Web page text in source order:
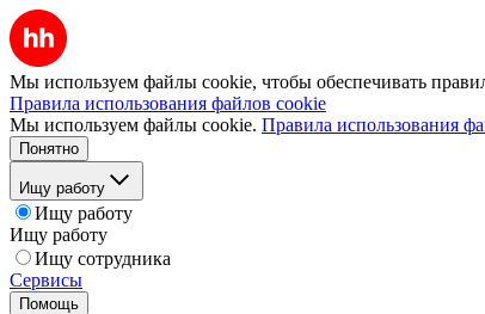
Мы используем файлы cookie, чтобы обеспечивать
Правила использования файлов cookie
Мы используем файлы cookie. Правила использования
Понятно
Ищу работу
Ищу работу
Ищу работу
Ищу сотрудника
Сервисы
Помощь